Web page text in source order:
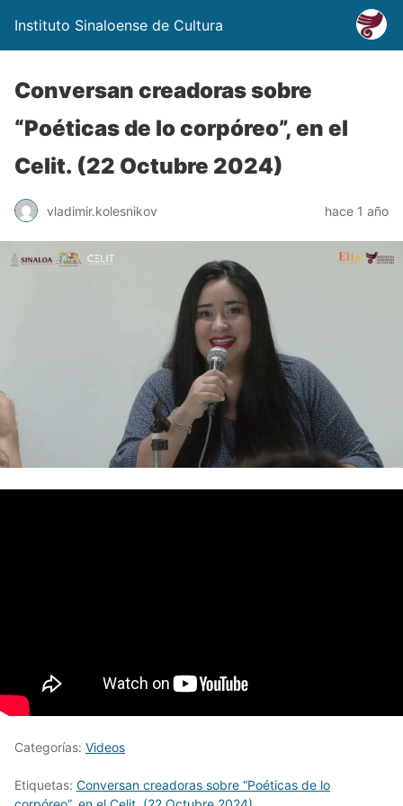
Instituto Sinaloense de Cultura
Conversan creadoras sobre
“Poéticas de lo corpóreo”, en el
Celit. (22 Octubre 2024)
vladimir.kolesnikov hace 1 año
Categorías: Videos
Etiquetas: Conversan creadoras sobre “Poéticas de lo